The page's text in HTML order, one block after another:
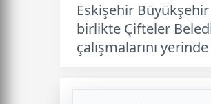
Eskişehir
birlikte Çifteler
çalışmalarını